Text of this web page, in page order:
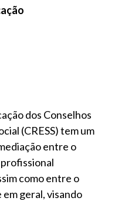
dos Conselhos
(CRESS) tem um
entre o
como entre o
em geral, visando